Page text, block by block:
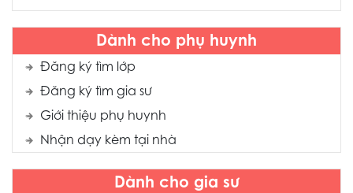
Dành cho phụ huynh
Đăng ký tìm lớp
Đăng ký tìm gia sư
Giới thiệu phụ huynh
Nhận dạy kèm tại nhà
Dành cho gia sư